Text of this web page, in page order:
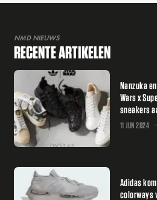
NMD NIEUWS
RECENTE ARTIKELEN
Nanzuka
Wars x
sneakers
11 JUN 2024
Adidas
colorways